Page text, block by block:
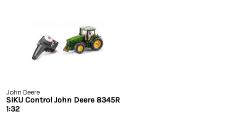
John Deere
SIKU Control John Deere 8345R
1:32